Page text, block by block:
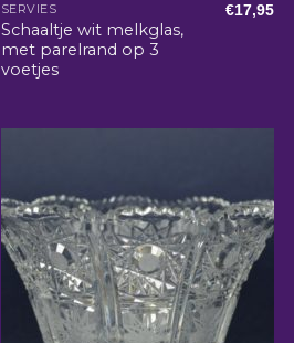
SERVIES
Schaaltje wit melkglas,
met parelrand op 3
voetjes
€17,95